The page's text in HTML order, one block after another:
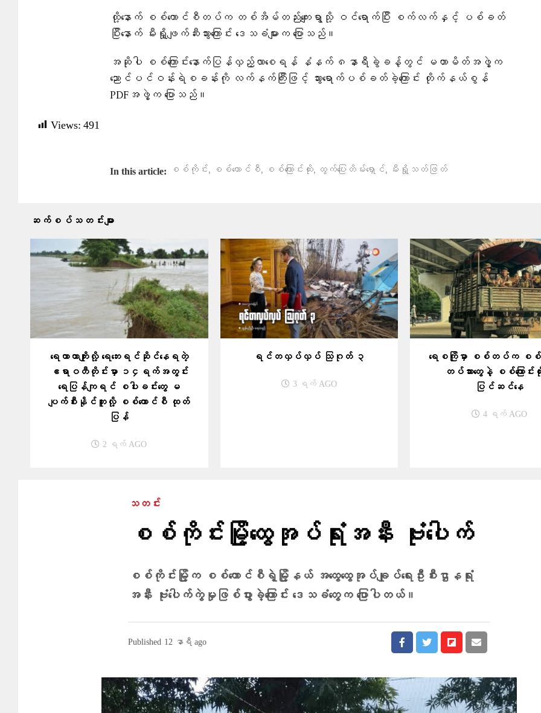
ထို့နောက် စစ်ကောင်စီတပ်က တစ်အိမ်တည်းကျေးရွာသို့ ဝင်ရောက်ပြီး စက်လက်နှင့် ပစ်ခတ်
ပြီးနောက် မီးရှို့ဖျက်ဆီးသွားကြောင်း ဒေသခံများက ပြောသည်။
အဆိုပါ စစ်ကြောင်းနောက်ပြန်လှည့်လာစေရန် နံနက် ၈နာရီခွဲခန့်တွင် မဟာမိတ်အဖွဲ့က
ညောင်ပင်ဝန်းရဲစခန်းကို လက်နက်ကြီးဖြင့် သွားရောက်ပစ်ခတ်ခဲ့ကြောင်း တိုက်နယ်စွန်
PDFအဖွဲ့က ပြောသည်။
Views: 491
In this article: စစ်ကိုင်း, စစ်ကောင်စီ, စစ်ကြောင်းထိုး, ထွက်ပြေးတိမ်းရှောင်, မီးရှို့သတ်ဖြတ်
ဆက်စပ်သတင်းများ
ရေကာတာကျိုးလို့ ရေဘေးရင်ဆိုင်နေရတဲ့
ဧရာဝတီတိုင်းမှာ ၁၄ရက်အတွင်း
ရေပြန်ကျရင် စပါးခင်းတွေ မ
ပျက်စီးနိုင်ဘူးလို့ စစ်ကောင်စီ ထုတ်
ပြန်
2 ရက် AGO
ရင်တလှပ်လှပ် သြဂုတ် ၃
3 ရက် AGO
ရေစကြိုမှာ စစ်တပ်က စ
တပ်သားတွေနဲ့ စစ်ကြောင်း
ပြင်ဆင်နေ
4 ရက် AGO
သတင်း
စစ်ကိုင်းမြို့ထွေအုပ်ရုံးအနီး ဗုံးပေါက်
စစ်ကိုင်းမြို့က စစ်ကောင်စီရဲ့မြို့နယ် အထွေထွေအုပ်ချုပ်ရေးဦးစီးဌာနရုံး
အနီး ဗုံးပေါက်ကွဲမှုဖြစ်ပွားခဲ့ကြောင်း ဒေသခံတွေက ပြောပါတယ်။
Published 12 နာရီ ago